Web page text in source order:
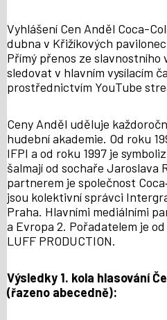
Vyhlášení Cen Anděl Coca-
dubna v Křižíkových
Přímý přenos ze
sledovat v hlavním vysílacím
prostřednictvím YouTube
Ceny Anděl uděluje
hudební akademie. Od roku
IFPI a od roku 1997 je
šalmají od sochaře Jaroslava
partnerem je společnost
jsou kolektivní správci
Praha. Hlavními mediálními
a Evropa 2. Pořadatelem je
LUFF PRODUCTION.
Výsledky 1. kola hlasování
(řazeno abecedně):